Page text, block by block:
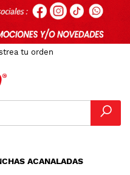
tu orden
ACANALADAS